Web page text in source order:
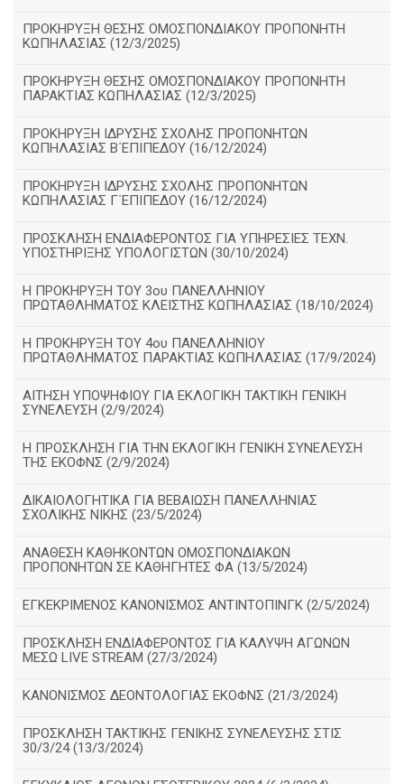
ΠΡΟΚΗΡΥΞΗ ΘΕΣΗΣ ΟΜΟΣΠΟΝΔΙΑΚΟΥ ΠΡΟΠΟΝΗΤΗ
ΚΩΠΗΛΑΣΙΑΣ (12/3/2025)
ΠΡΟΚΗΡΥΞΗ ΘΕΣΗΣ ΟΜΟΣΠΟΝΔΙΑΚΟΥ ΠΡΟΠΟΝΗΤΗ
ΠΑΡΑΚΤΙΑΣ ΚΩΠΗΛΑΣΙΑΣ (12/3/2025)
ΠΡΟΚΗΡΥΞΗ ΙΔΡΥΣΗΣ ΣΧΟΛΗΣ ΠΡΟΠΟΝΗΤΩΝ
ΚΩΠΗΛΑΣΙΑΣ Β΄ΕΠΙΠΕΔΟΥ (16/12/2024)
ΠΡΟΚΗΡΥΞΗ ΙΔΡΥΣΗΣ ΣΧΟΛΗΣ ΠΡΟΠΟΝΗΤΩΝ
ΚΩΠΗΛΑΣΙΑΣ Γ΄ΕΠΙΠΕΔΟΥ (16/12/2024)
ΠΡΟΣΚΛΗΣΗ ΕΝΔΙΑΦΕΡΟΝΤΟΣ ΓΙΑ ΥΠΗΡΕΣΙΕΣ ΤΕΧΝ.
ΥΠΟΣΤΗΡΙΞΗΣ ΥΠΟΛΟΓΙΣΤΩΝ (30/10/2024)
Η ΠΡΟΚΗΡΥΞΗ ΤΟΥ 3ου ΠΑΝΕΛΛΗΝΙΟΥ
ΠΡΩΤΑΘΛΗΜΑΤΟΣ ΚΛΕΙΣΤΗΣ ΚΩΠΗΛΑΣΙΑΣ (18/10/2024)
Η ΠΡΟΚΗΡΥΞΗ ΤΟΥ 4ου ΠΑΝΕΛΛΗΝΙΟΥ
ΠΡΩΤΑΘΛΗΜΑΤΟΣ ΠΑΡΑΚΤΙΑΣ ΚΩΠΗΛΑΣΙΑΣ (17/9/2024)
ΑΙΤΗΣΗ ΥΠΟΨΗΦΙΟΥ ΓΙΑ ΕΚΛΟΓΙΚΗ ΤΑΚΤΙΚΗ ΓΕΝΙΚΗ
ΣΥΝΕΛΕΥΣΗ (2/9/2024)
Η ΠΡΟΣΚΛΗΣΗ ΓΙΑ ΤΗΝ ΕΚΛΟΓΙΚΗ ΓΕΝΙΚΗ ΣΥΝΕΛΕΥΣΗ
ΤΗΣ ΕΚΟΦΝΣ (2/9/2024)
ΔΙΚΑΙΟΛΟΓΗΤΙΚΑ ΓΙΑ ΒΕΒΑΙΩΣΗ ΠΑΝΕΛΛΗΝΙΑΣ
ΣΧΟΛΙΚΗΣ ΝΙΚΗΣ (23/5/2024)
ΑΝΑΘΕΣΗ ΚΑΘΗΚΟΝΤΩΝ ΟΜΟΣΠΟΝΔΙΑΚΩΝ
ΠΡΟΠΟΝΗΤΩΝ ΣΕ ΚΑΘΗΓΗΤΕΣ ΦΑ (13/5/2024)
ΕΓΚΕΚΡΙΜΕΝΟΣ ΚΑΝΟΝΙΣΜΟΣ ΑΝΤΙΝΤΟΠΙΝΓΚ (2/5/2024)
ΠΡΟΣΚΛΗΣΗ ΕΝΔΙΑΦΕΡΟΝΤΟΣ ΓΙΑ ΚΑΛΥΨΗ ΑΓΩΝΩΝ
ΜΕΣΩ LIVE STREAM (27/3/2024)
ΚΑΝΟΝΙΣΜΟΣ ΔΕΟΝΤΟΛΟΓΙΑΣ ΕΚΟΦΝΣ (21/3/2024)
ΠΡΟΣΚΛΗΣΗ ΤΑΚΤΙΚΗΣ ΓΕΝΙΚΗΣ ΣΥΝΕΛΕΥΣΗΣ ΣΤΙΣ
30/3/24 (13/3/2024)